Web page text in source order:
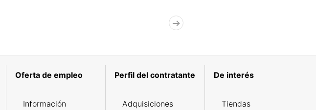
Oferta de empleo
Información
Perfil del contratante
Adquisiciones
De interés
Tiendas